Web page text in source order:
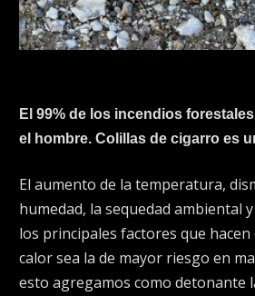
El 99% de los incendios
el hombre. Colillas de cigarro es
El aumento de la temperatura,
humedad, la sequedad ambiental
los principales factores que
calor sea la de mayor riesgo en
esto agregamos como detonante